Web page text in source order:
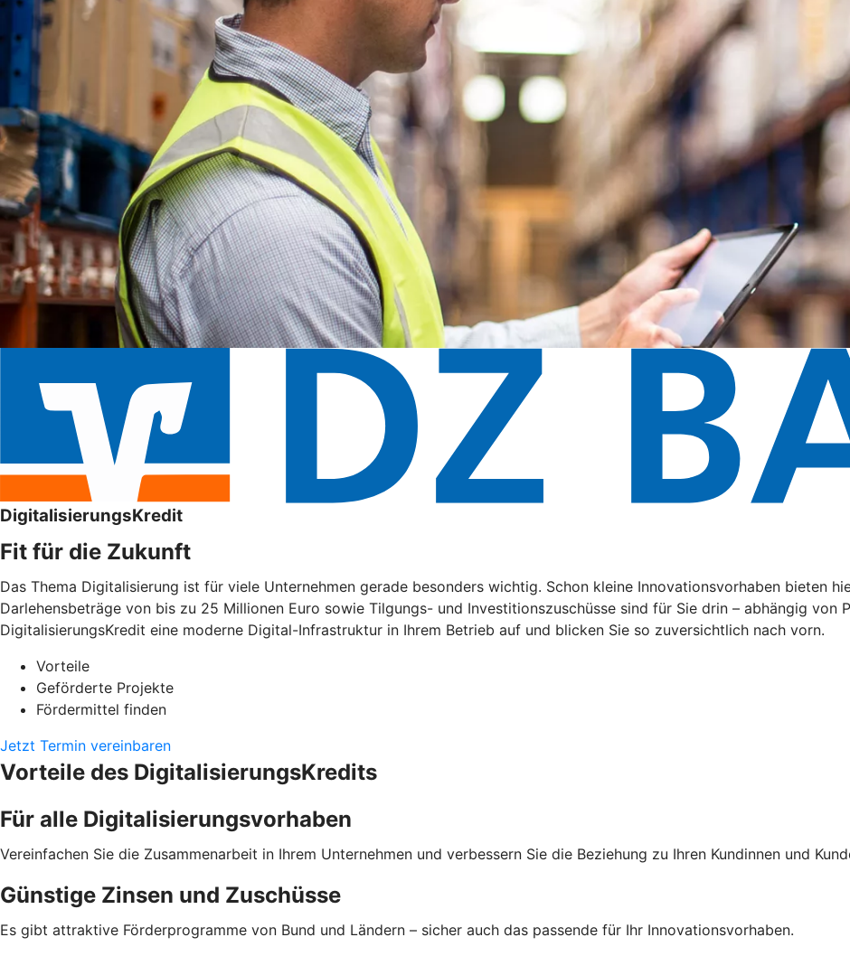
DigitalisierungsKredit
Fit für die Zukunft
Das Thema Digitalisierung ist für viele Unternehmen gerade besonders wichtig. Schon kleine Innovationsvorhaben bieten
Darlehensbeträge von bis zu 25 Millionen Euro sowie Tilgungs- und Investitionszuschüsse sind für Sie drin – abhängig von
DigitalisierungsKredit eine moderne Digital-Infrastruktur in Ihrem Betrieb auf und blicken Sie so zuversichtlich nach vorn.
Vorteile
Geförderte Projekte
Fördermittel finden
Jetzt Termin vereinbaren
Vorteile des DigitalisierungsKredits
Für alle Digitalisierungsvorhaben
Vereinfachen Sie die Zusammenarbeit in Ihrem Unternehmen und verbessern Sie die Beziehung zu Ihren Kundinnen und
Günstige Zinsen und Zuschüsse
Es gibt attraktive Förderprogramme von Bund und Ländern – sicher auch das passende für Ihr Innovationsvorhaben.